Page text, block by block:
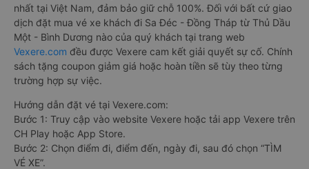
nhất tại Việt Nam, đảm bảo giữ chỗ 100%. Đối với bất cứ giao
dịch đặt mua vé xe khách đi Sa Đéc - Đồng Tháp từ Thủ Dầu
Một - Bình Dương nào của quý khách tại trang web
Vexere.com đều được Vexere cam kết giải quyết sự cố. Chính
sách tặng coupon giảm giá hoặc hoàn tiền sẽ tùy theo từng
trường hợp sự việc.
Hướng dẫn đặt vé tại Vexere.com:
Bước 1: Truy cập vào website Vexere hoặc tải app Vexere trên
CH Play hoặc App Store.
Bước 2: Chọn điểm đi, điểm đến, ngày đi, sau đó chọn “TÌM
VÉ XE”.